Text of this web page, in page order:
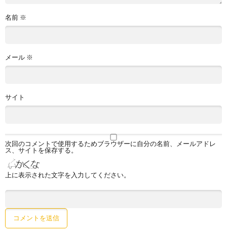
名前 ※
メール ※
サイト
次回のコメントで使用するためブラウザーに自分の名前、メールアドレ
ス、サイトを保存する。
上に表示された文字を入力してください。